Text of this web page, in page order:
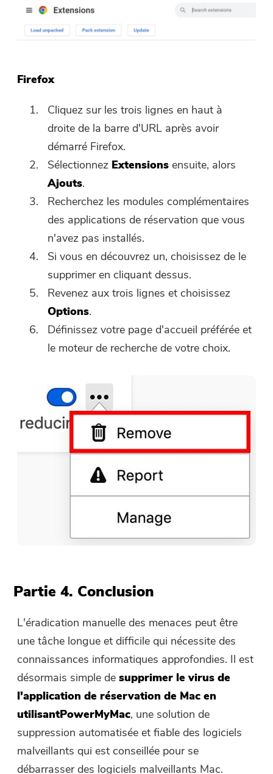
Firefox
Cliquez sur les trois lignes en haut à
droite de la barre d'URL après avoir
démarré Firefox.
Sélectionnez Extensions ensuite, alors
Ajouts.
Recherchez les modules complémentaires
des applications de réservation que vous
n'avez pas installés.
Si vous en découvrez un, choisissez de le
supprimer en cliquant dessus.
Revenez aux trois lignes et choisissez
Options.
Définissez votre page d'accueil préférée et
le moteur de recherche de votre choix.
Partie 4. Conclusion
L'éradication manuelle des menaces peut être
une tâche longue et difficile qui nécessite des
connaissances informatiques approfondies. Il est
désormais simple desupprimer le virus de
l'application de réservation de Mac en
utilisantPowerMyMac, une solution de
suppression automatisée et fiable des logiciels
malveillants qui est conseillée pour se
débarrasser des logiciels malveillants Mac.